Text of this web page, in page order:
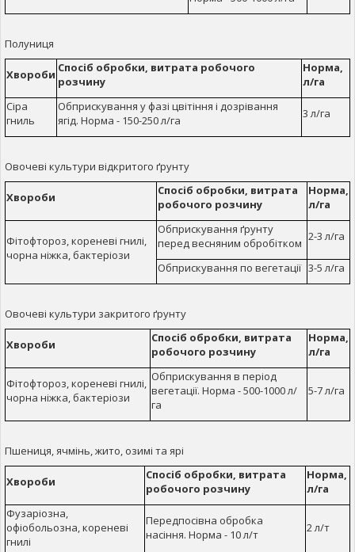
Полуниця
Хвороби Спосіб обробки, витрата робочого
розчину
Норма,
л/га
Сіра
гниль
Обприскування у фазі цвітіння і дозрівання
ягід. Норма - 150-250 л/га
3 л/га
Овочеві культури відкритого ґрунту
Хвороби
Спосіб обробки, витрата
робочого розчину
Норма,
л/га
Фітофтороз, кореневі гнилі,
чорна ніжка, бактеріози
Обприскування ґрунту
перед весняним обробітком 2-3 л/га
Обприскування по вегетації 3-5 л/га
Овочеві культури закритого ґрунту
Хвороби
Спосіб обробки, витрата
робочого розчину
Норма,
л/га
Фітофтороз, кореневі гнилі,
чорна ніжка, бактеріози
Обприскування в період
вегетації. Норма - 500-1000 л/
га
5-7 л/га
Пшениця, ячмінь, жито, озимі та ярі
Хвороби
Спосіб обробки, витрата
робочого розчину
Норма,
л/га
Фузаріозна,
офіобольозна, кореневі
гнилі
Передпосівна обробка
насіння. Норма - 10 л/т
2 л/т